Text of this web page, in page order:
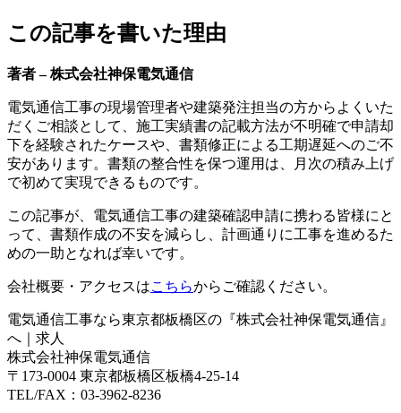
この記事を書いた理由
著者 – 株式会社神保電気通信
電気通信工事の現場管理者や建築発注担当の方からよくいた
だくご相談として、施工実績書の記載方法が不明確で申請却
下を経験されたケースや、書類修正による工期遅延へのご不
安があります。書類の整合性を保つ運用は、月次の積み上げ
で初めて実現できるものです。
この記事が、電気通信工事の建築確認申請に携わる皆様にと
って、書類作成の不安を減らし、計画通りに工事を進めるた
めの一助となれば幸いです。
会社概要・アクセスはこちらからご確認ください。
電気通信工事なら東京都板橋区の『株式会社神保電気通信』
へ｜求人
株式会社神保電気通信
〒173-0004 東京都板橋区板橋4-25-14
TEL/FAX：03-3962-8236